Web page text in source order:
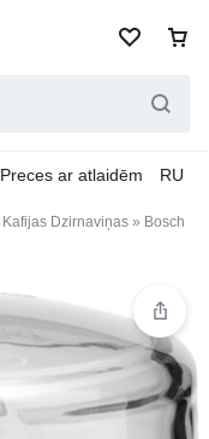
Preces ar atlaidēm RU
Kafijas Dzirnaviņas » Bosch